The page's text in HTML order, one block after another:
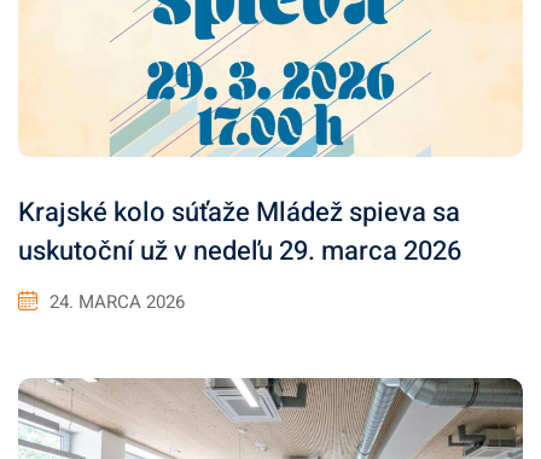
Krajské kolo súťaže Mládež spieva sa
uskutoční už v nedeľu 29. marca 2026
24. MARCA 2026